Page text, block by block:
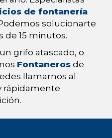
de fontanería
solucionarte
15 minutos.
grifo atascado, o
Fontaneros de
llamarnos al
rápidamente